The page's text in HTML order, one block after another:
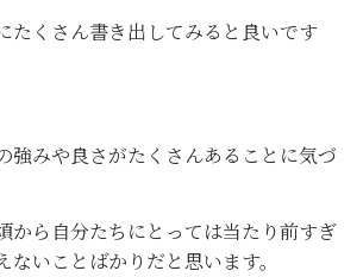
たくさん書き出してみると良いです
強みや良さがたくさんあることに気づ
から自分たちにとっては当たり前すぎ
いことばかりだと思います。